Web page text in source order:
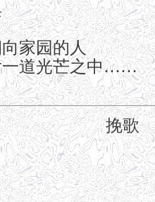
家园的人
一道光芒之中……
挽歌